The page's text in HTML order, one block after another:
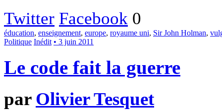
Twitter Facebook 0
éducation, enseignement, europe, royaume uni, Sir John Holman,
Politique Inédit • 3 juin 2011
Le code fait la guerre
par Olivier Tesquet